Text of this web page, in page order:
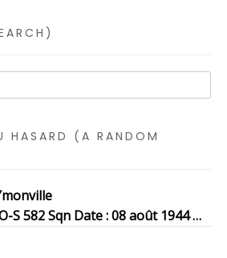
HASARD (A RANDOM
S 582 Sqn Date : 08 août 1944 …